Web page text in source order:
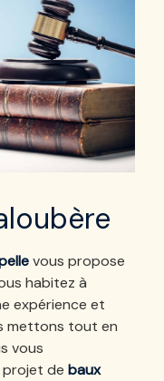
vous propose
habitez à
expérience et
mettons tout en
vous
projet de baux